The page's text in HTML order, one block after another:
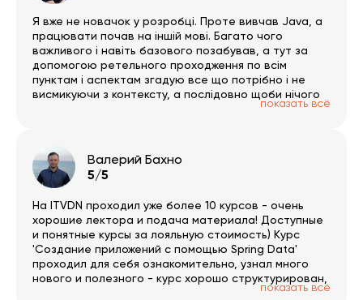
Я вже не новачок у розробці. Проте вивчав Java, а
працювати почав на іншій мові. Багато чого
важливого і навіть базового позабував, а тут за
допомогою ретельного проходження по всім
пунктам і аспектам згадую все що потрібно і не
висмикуючи з контексту, а послідовно щоби нічого
не пропустити. Тут дуже багато окремих гілок за
обмовки, але в цілому на якість це не впливає.
РАДЖУ!
показать всё
Валерий Бахно
5/5
На ITVDN проходил уже более 10 курсов - очень
хорошие лектора и подача материала! Доступные
и понятные курсы за лояльную стоимость) Курс
'Создание приложений с помощью Spring Data'
проходил для себя ознакомительно, узнал много
нового и полезного - курс хорошо структурирован,
много наглядности, работы с кодом, осталсяпоказать всё